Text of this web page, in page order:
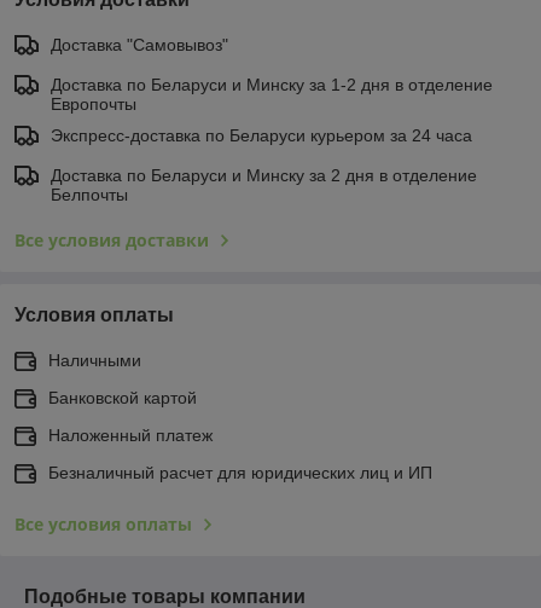
Доставка "Самовывоз"
Доставка по Беларуси и Минску за 1-2 дня в отделение
Европочты
Экспресс-доставка по Беларуси курьером за 24 часа
Доставка по Беларуси и Минску за 2 дня в отделение
Белпочты
Все условия доставки
Условия оплаты
Наличными
Банковской картой
Наложенный платеж
Безналичный расчет для юридических лиц и ИП
Все условия оплаты
Подобные товары компании